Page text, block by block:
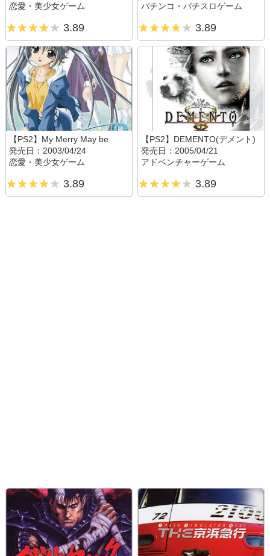
恋愛・美少女ゲーム
3.89
パチンコ・パチスロゲーム
3.89
【PS2】My Merry May be
発売日：2003/04/24
恋愛・美少女ゲーム
3.89
【PS2】DEMENTO(デメント)
発売日：2005/04/21
アドベンチャーゲーム
3.89